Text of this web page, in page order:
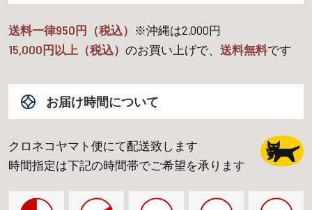
送料一律950円（税込） ※沖縄は2,000円
15,000円以上（税込） のお買い上げで、 送料無料です
お届け時間について
クロネコヤマト便にて配送致します
時間指定は下記の時間帯でご希望を承ります